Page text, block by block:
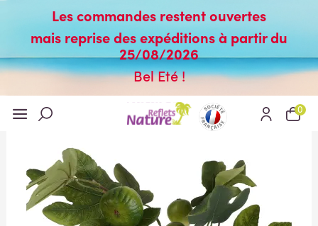
Les commandes restent ouvertes
mais reprise des expéditions à partir du
25/08/2026
Bel Eté !
0